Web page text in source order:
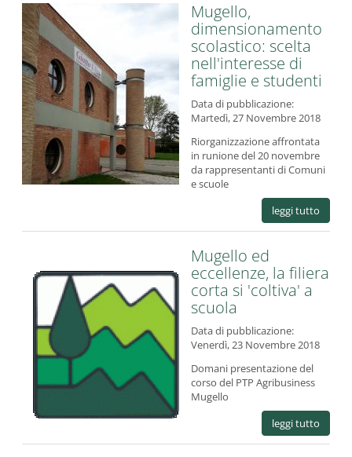
Mugello,
dimensionamento
scolastico: scelta
nell'interesse di
famiglie e studenti
Data di pubblicazione:
Martedì, 27 Novembre 2018
Riorganizzazione affrontata
in runione del 20 novembre
da rappresentanti di Comuni
e scuole
leggi tutto
Mugello ed
eccellenze, la filiera
corta si 'coltiva' a
scuola
Data di pubblicazione:
Venerdì, 23 Novembre 2018
Domani presentazione del
corso del PTP Agribusiness
Mugello
leggi tutto